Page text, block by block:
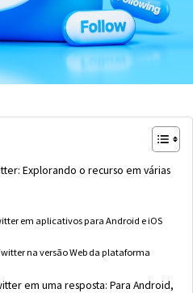
Explorando o recurso em várias
em aplicativos para Android e iOS
na versão Web da plataforma
em uma resposta: Para Android,